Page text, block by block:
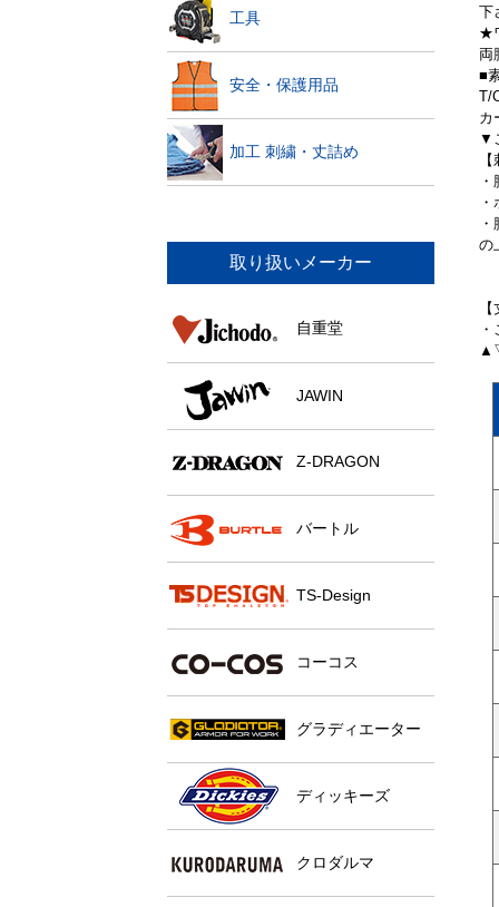
工具
安全・保護用品
加工 刺繍・丈詰め
取り扱いメーカー
自重堂
JAWIN
Z-DRAGON
バートル
TS-Design
コーコス
グラディエーター
ディッキーズ
クロダルマ
下
★
両
■
T/
カ
▼
の